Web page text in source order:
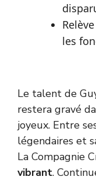
les
Le talent de
restera gravé
joyeux. Entre
légendaires et
La Compagnie
vibrant.